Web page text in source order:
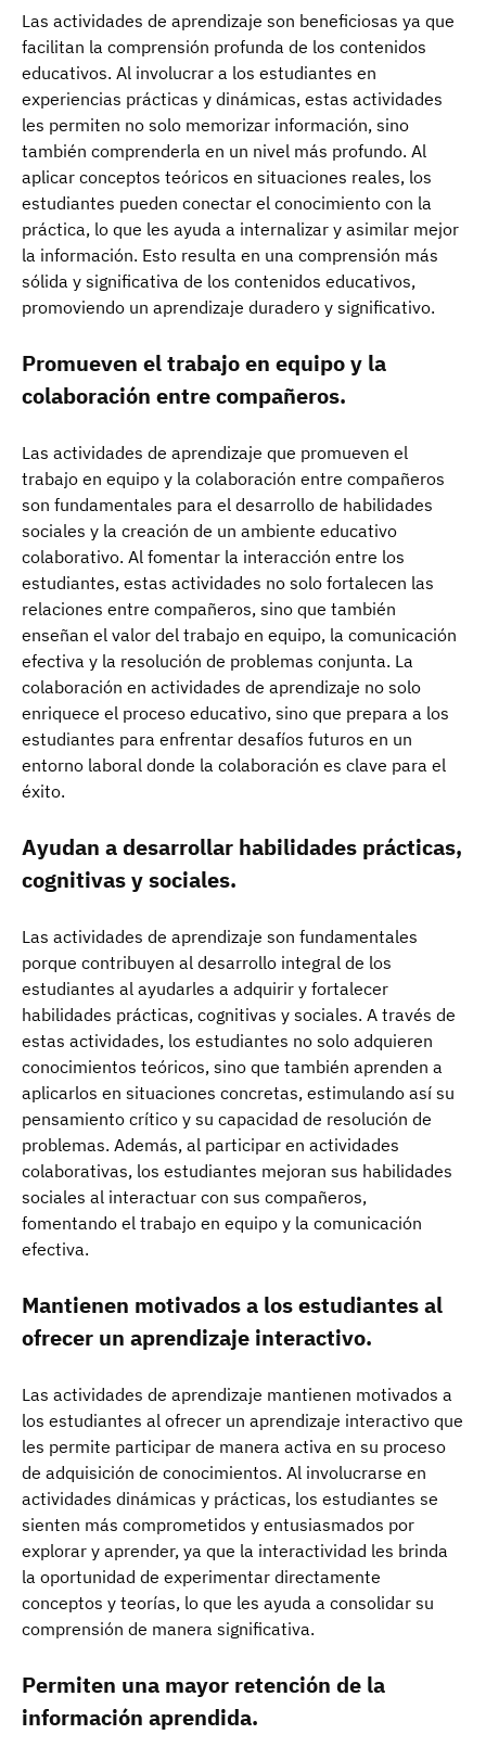
Las actividades de aprendizaje son beneficiosas ya que
facilitan la comprensión profunda de los contenidos
educativos. Al involucrar a los estudiantes en
experiencias prácticas y dinámicas, estas actividades
les permiten no solo memorizar información, sino
también comprenderla en un nivel más profundo. Al
aplicar conceptos teóricos en situaciones reales, los
estudiantes pueden conectar el conocimiento con la
práctica, lo que les ayuda a internalizar y asimilar mejor
la información. Esto resulta en una comprensión más
sólida y significativa de los contenidos educativos,
promoviendo un aprendizaje duradero y significativo.
Promueven el trabajo en equipo y la
colaboración entre compañeros.
Las actividades de aprendizaje que promueven el
trabajo en equipo y la colaboración entre compañeros
son fundamentales para el desarrollo de habilidades
sociales y la creación de un ambiente educativo
colaborativo. Al fomentar la interacción entre los
estudiantes, estas actividades no solo fortalecen las
relaciones entre compañeros, sino que también
enseñan el valor del trabajo en equipo, la comunicación
efectiva y la resolución de problemas conjunta. La
colaboración en actividades de aprendizaje no solo
enriquece el proceso educativo, sino que prepara a los
estudiantes para enfrentar desafíos futuros en un
entorno laboral donde la colaboración es clave para el
éxito.
Ayudan a desarrollar habilidades prácticas,
cognitivas y sociales.
Las actividades de aprendizaje son fundamentales
porque contribuyen al desarrollo integral de los
estudiantes al ayudarles a adquirir y fortalecer
habilidades prácticas, cognitivas y sociales. A través de
estas actividades, los estudiantes no solo adquieren
conocimientos teóricos, sino que también aprenden a
aplicarlos en situaciones concretas, estimulando así su
pensamiento crítico y su capacidad de resolución de
problemas. Además, al participar en actividades
colaborativas, los estudiantes mejoran sus habilidades
sociales al interactuar con sus compañeros,
fomentando el trabajo en equipo y la comunicación
efectiva.
Mantienen motivados a los estudiantes al
ofrecer un aprendizaje interactivo.
Las actividades de aprendizaje mantienen motivados a
los estudiantes al ofrecer un aprendizaje interactivo que
les permite participar de manera activa en su proceso
de adquisición de conocimientos. Al involucrarse en
actividades dinámicas y prácticas, los estudiantes se
sienten más comprometidos y entusiasmados por
explorar y aprender, ya que la interactividad les brinda
la oportunidad de experimentar directamente
conceptos y teorías, lo que les ayuda a consolidar su
comprensión de manera significativa.
Permiten una mayor retención de la
información aprendida.